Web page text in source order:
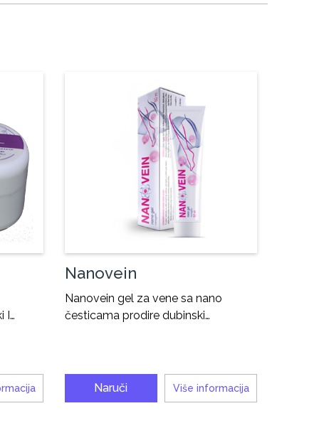
I…
Nanovein
Nanovein gel za vene sa nano
česticama prodire dubinski…
Naruči Više informacija